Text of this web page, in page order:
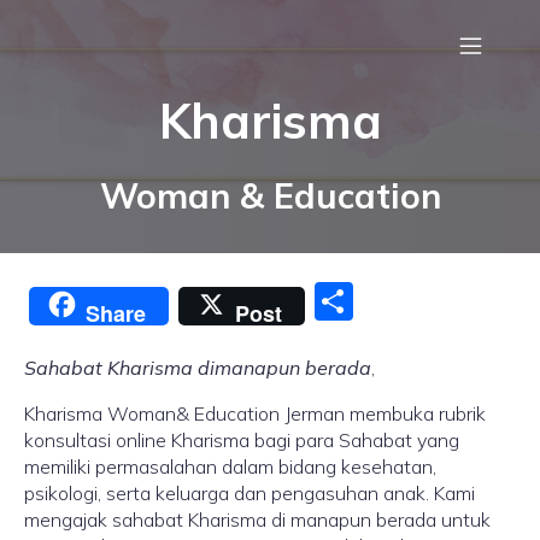
Kharisma
Woman & Education
Share Post
ar
e
Sahabat Kharisma dimanapun berada,
Kharisma Woman& Education Jerman membuka rubrik
konsultasi online Kharisma bagi para Sahabat yang
memiliki permasalahan dalam bidang kesehatan,
psikologi, serta keluarga dan pengasuhan anak. Kami
mengajak sahabat Kharisma di manapun berada untuk